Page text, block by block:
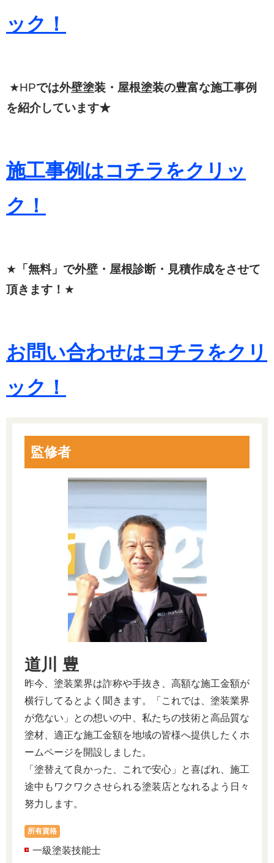
ック！
★HPでは外壁塗装・屋根塗装の豊富な施工事例
を紹介しています★
施工事例はコチラをクリッ
ク！
★ 「無料」で外壁・屋根診断・見積作成をさせて
頂きます！ ★
お問い合わせはコチラをクリ
ック！
監修者
道川 豊
昨今、塗装業界は詐称や手抜き、高額な施工金額が
横行してるとよく聞きます。「これでは、塗装業界
が危ない」との想いの中、私たちの技術と高品質な
塗材、適正な施工金額を地域の皆様へ提供したくホ
ームページを開設しました。
「塗替えて良かった、これで安心」と喜ばれ、施工
途中もワクワクさせられる塗装店となれるよう日々
努力します。
所有資格
一級塗装技能士